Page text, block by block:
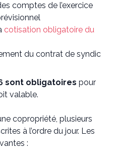
comptes de l’exercice
cotisation obligatoire du
du contrat de syndic
sont obligatoires pour
valable.
copropriété, plusieurs
à l’ordre du jour. Les
: